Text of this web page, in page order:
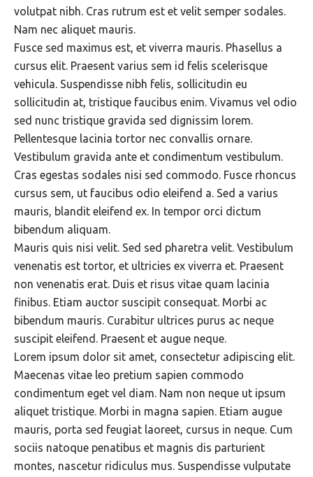
volutpat nibh. Cras rutrum est et velit semper sodales.
Nam nec aliquet mauris.
Fusce sed maximus est, et viverra mauris. Phasellus a
cursus elit. Praesent varius sem id felis scelerisque
vehicula. Suspendisse nibh felis, sollicitudin eu
sollicitudin at, tristique faucibus enim. Vivamus vel odio
sed nunc tristique gravida sed dignissim lorem.
Pellentesque lacinia tortor nec convallis ornare.
Vestibulum gravida ante et condimentum vestibulum.
Cras egestas sodales nisi sed commodo. Fusce rhoncus
cursus sem, ut faucibus odio eleifend a. Sed a varius
mauris, blandit eleifend ex. In tempor orci dictum
bibendum aliquam.
Mauris quis nisi velit. Sed sed pharetra velit. Vestibulum
venenatis est tortor, et ultricies ex viverra et. Praesent
non venenatis erat. Duis et risus vitae quam lacinia
finibus. Etiam auctor suscipit consequat. Morbi ac
bibendum mauris. Curabitur ultrices purus ac neque
suscipit eleifend. Praesent et augue neque.
Lorem ipsum dolor sit amet, consectetur adipiscing elit.
Maecenas vitae leo pretium sapien commodo
condimentum eget vel diam. Nam non neque ut ipsum
aliquet tristique. Morbi in magna sapien. Etiam augue
mauris, porta sed feugiat laoreet, cursus in neque. Cum
sociis natoque penatibus et magnis dis parturient
montes, nascetur ridiculus mus. Suspendisse vulputate